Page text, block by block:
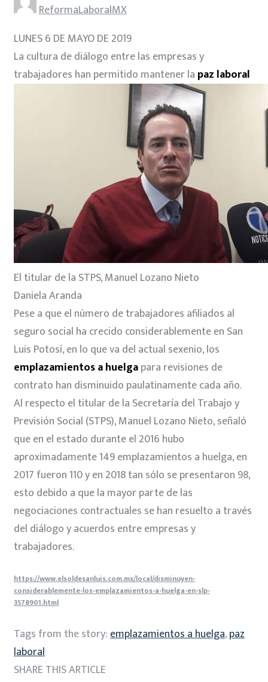
ReformaLaboralMX
LUNES 6 DE MAYO DE 2019
La cultura de diálogo entre las empresas y
trabajadores han permitido mantener la paz laboral
El titular de la STPS, Manuel Lozano Nieto
Daniela Aranda
Pese a que el número de trabajadores afiliados al
seguro social ha crecido considerablemente en San
Luis Potosí, en lo que va del actual sexenio, los
emplazamientos a huelgapara revisiones de
contrato han disminuido paulatinamente cada año.
Al respecto el titular de la Secretaría del Trabajo y
Previsión Social (STPS), Manuel Lozano Nieto, señaló
que en el estado durante el 2016 hubo
aproximadamente 149 emplazamientos a huelga, en
2017 fueron 110 y en 2018 tan sólo se presentaron 98,
esto debido a que la mayor parte de las
negociaciones contractuales se han resuelto a través
del diálogo y acuerdos entre empresas y
trabajadores.
https://www.elsoldesanluis.com.mx/local/disminuyen-
considerablemente-los-emplazamientos-a-huelga-en-slp-
3578901.html
Tags from the story:emplazamientos a huelga,paz
laboral
SHARE THIS ARTICLE